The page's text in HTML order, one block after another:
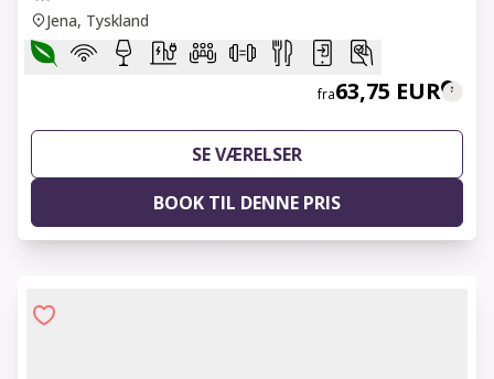
Jena, Tyskland
fra63,75 EUR
SE VÆRELSER
BOOK TIL DENNE PRIS